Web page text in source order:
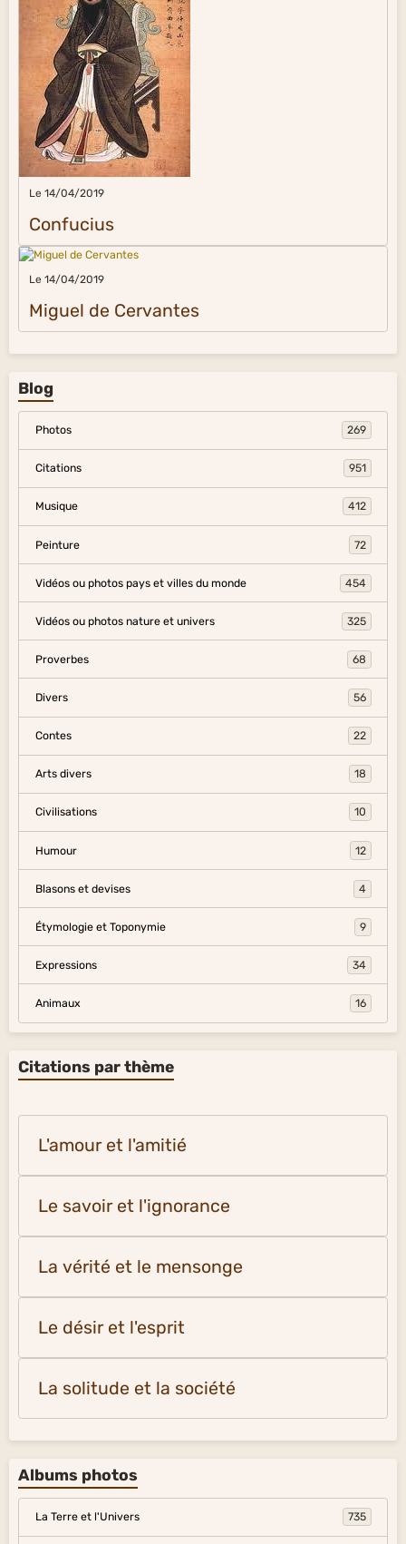
Le 14/04/2019
Confucius
Le 14/04/2019
Miguel de Cervantes
Blog
Photos 269
Citations 951
Musique 412
Peinture 72
Vidéos ou photos pays et villes du monde 454
Vidéos ou photos nature et univers 325
Proverbes 68
Divers 56
Contes 22
Arts divers 18
Civilisations 10
Humour 12
Blasons et devises 4
Étymologie et Toponymie 9
Expressions 34
Animaux 16
Citations par thème
L'amour et l'amitié
Le savoir et l'ignorance
La vérité et le mensonge
Le désir et l'esprit
La solitude et la société
Albums photos
La Terre et l'Univers 735